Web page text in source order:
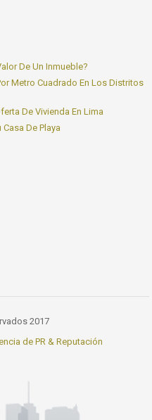
De Un Inmueble?
Metro Cuadrado En Los Distritos
De Vivienda En Lima
De Playa
2017
de PR & Reputación